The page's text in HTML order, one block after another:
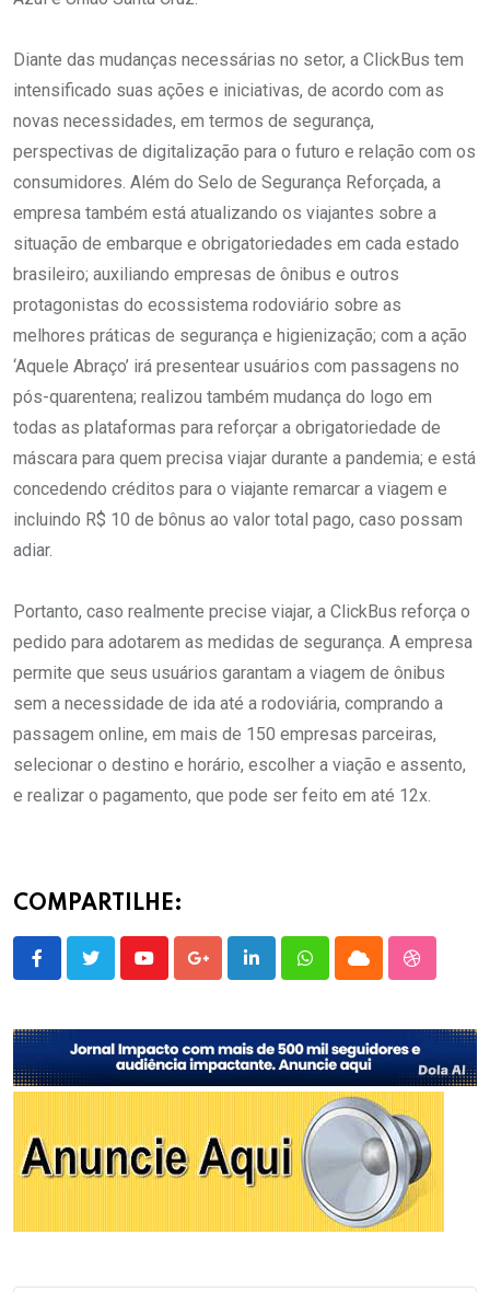
Diante das mudanças necessárias no setor, a ClickBus tem
intensificado suas ações e iniciativas, de acordo com as
novas necessidades, em termos de segurança,
perspectivas de digitalização para o futuro e relação com os
consumidores. Além do Selo de Segurança Reforçada, a
empresa também está atualizando os viajantes sobre a
situação de embarque e obrigatoriedades em cada estado
brasileiro; auxiliando empresas de ônibus e outros
protagonistas do ecossistema rodoviário sobre as
melhores práticas de segurança e higienização; com a ação
‘Aquele Abraço’ irá presentear usuários com passagens no
pós-quarentena; realizou também mudança do logo em
todas as plataformas para reforçar a obrigatoriedade de
máscara para quem precisa viajar durante a pandemia; e está
concedendo créditos para o viajante remarcar a viagem e
incluindo R$ 10 de bônus ao valor total pago, caso possam
adiar.
Portanto, caso realmente precise viajar, a ClickBus reforça o
pedido para adotarem as medidas de segurança. A empresa
permite que seus usuários garantam a viagem de ônibus
sem a necessidade de ida até a rodoviária, comprando a
passagem online, em mais de 150 empresas parceiras,
selecionar o destino e horário, escolher a viação e assento,
e realizar o pagamento, que pode ser feito em até 12x.
COMPARTILHE:
YoutubeGoogle+LinkedInWhatsappCloud